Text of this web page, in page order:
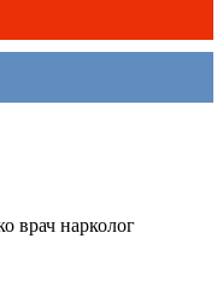
врач нарколог